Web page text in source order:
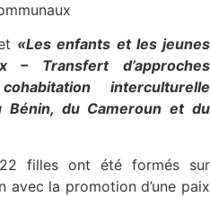
«Les enfants et les jeunes
– Transfert d’approches
interculturelle
du Cameroun et du
filles ont été formés sur
avec la promotion d’une paix